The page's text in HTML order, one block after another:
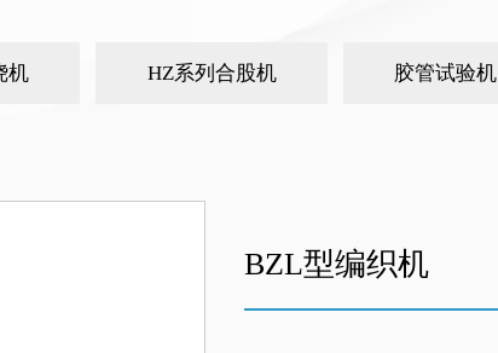
机 HZ系列合股机 胶管试验机
BZL型编织机